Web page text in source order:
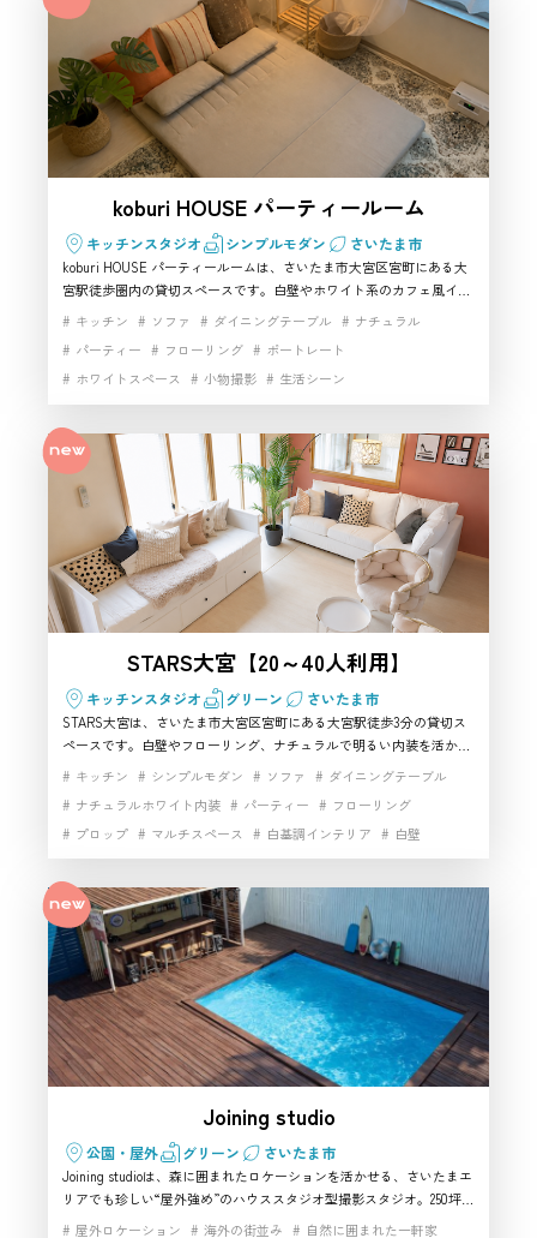
koburi HOUSE パーティールーム
キッチンスタジオ シンプルモダン さいたま市
koburi HOUSE パーティールームは、さいたま市大宮区宮町にある大
宮駅徒歩圏内の貸切スペースです。白壁やホワイト系のカフェ風イン
テリアを活かし、女子会や誕生日会だけでなく、YouTube撮影、ライ
テレビ、キッチン設備もあり、さいたま市で少人数向けの撮影スタジ
オを探している方にもおすすめです。さいたま市のハウススタジオ・
レンタルスタジオです
キッチン ソファ ダイニングテーブル
ナチュラル
パーティー
フローリング
ポートレート
ホワイトスペース
小物撮影
生活シーン
白基調インテリア
白壁 自然光 開放感
雑貨豊富
駅近
高速インターネット
STARS大宮【20～40人利用】
キッチンスタジオ グリーン さいたま市
STARS大宮は、さいたま市大宮区宮町にある大宮駅徒歩3分の貸切ス
ペースです。白壁やフローリング、ナチュラルで明るい内装を活か
し、人物撮影・商品撮影・SNS向け撮影などに使いやすいハウススタ
ジオです。120インチスクリーンや高速Wi-Fi、キッチン設備もあり、
撮影スタジオとしてだけでなく、パーティーや推し会にも対応。さい
たま市で大人数利用できるおすすめスペースです。さいたま市のハウ
ススタジオ・レンタルスタジオです
キッチン シンプルモダン ソファ
ダイニングテーブル
ナチュラルホワイト内装
パーティー
フローリング
プロップ
マルチスペース 白基調インテリア
白壁
自然光
開放感 雑貨豊富 高速インターネット
Joining studio
公園・屋外 グリーン さいたま市
Joining studioは、森に囲まれたロケーションを活かせる、さいたまエ
リアでも珍しい“屋外強め”のハウススタジオ型撮影スタジオ。250坪規
模の敷地に芝生・プール・キャンピングカー・ガレージ要素が点在
屋外ロケーション 海外の街並み
自然に囲まれた一軒家